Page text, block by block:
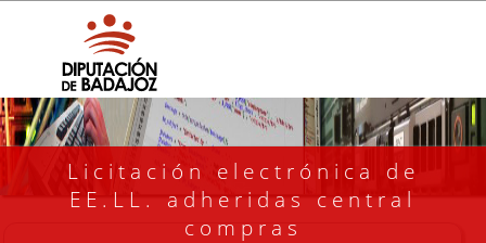
Licitación electrónica de
EE.LL. adheridas central
compras